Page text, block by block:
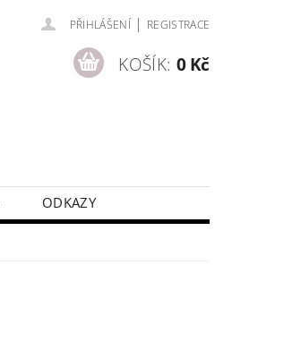
PŘIHLÁŠENÍ | REGISTRACE
KOŠÍK: 0 Kč
ODKAZY